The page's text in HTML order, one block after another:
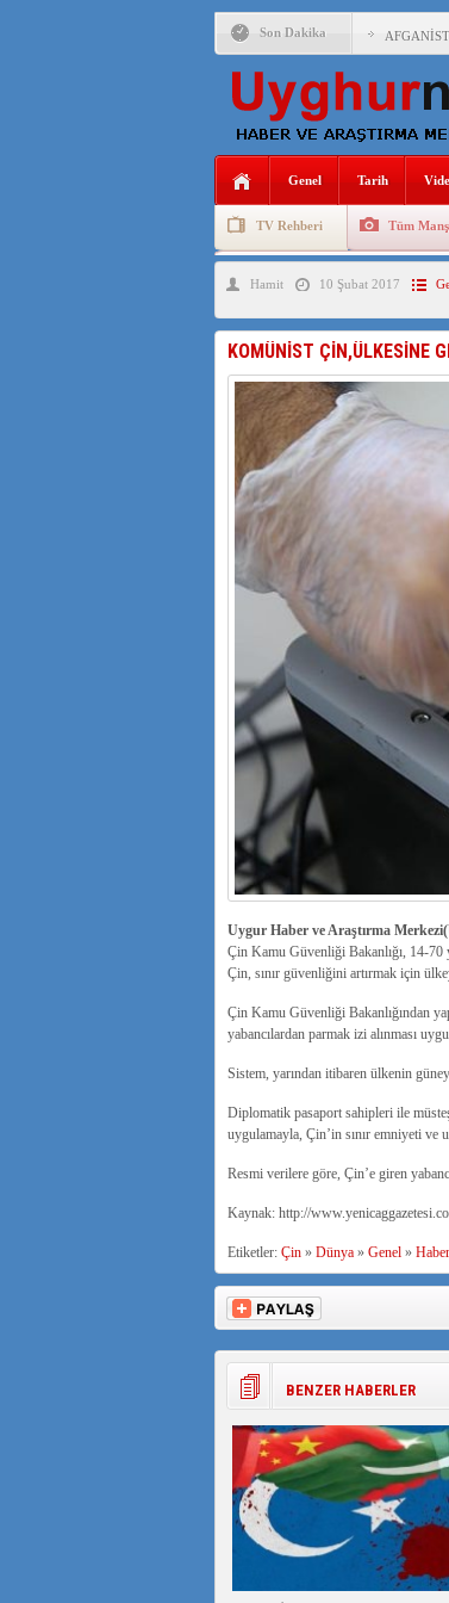
Son Dakika
ÇİN’İN
DİYANET
ÇİN’İN
İŞGALCİ
Genel Tarih
TV Rehberi Tüm
Uygurlarda Düğün ve Cenaze
Hamit 10 Şubat 2017
KOMÜNİST ÇİN,ÜLKESİNE
Uygur Haber ve Araştırma
Çin Kamu Güvenliği Bakanlığı, 14-70
Çin, sınır güvenliğini artırmak için
Çin Kamu Güvenliği Bakanlığından
yabancılardan parmak izi alınması
Sistem, yarından itibaren ülkenin
Diplomatik pasaport sahipleri ile
uygulamayla, Çin’in sınır emniyeti
Resmi verilere göre, Çin’e giren
Kaynak: http://
Etiketler: Çin» Dünya» Genel» Haber
BENZER HABERLER